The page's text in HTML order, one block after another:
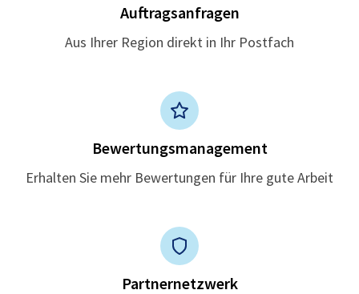
Auftragsanfragen
Aus Ihrer Region direkt in Ihr Postfach
Bewertungsmanagement
Erhalten Sie mehr Bewertungen für Ihre gute Arbeit
Partnernetzwerk